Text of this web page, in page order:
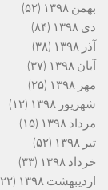
بهمن ۱۳۹۸
(۵۲)
دی ۱۳۹۸
(۸۴)
آذر ۱۳۹۸
(۳۸)
آبان ۱۳۹۸
(۳۷)
مهر ۱۳۹۸
(۲۵)
شهریور ۱۳۹۸
(۱۲)
مرداد ۱۳۹۸
(۱۵)
تیر ۱۳۹۸
(۵۲)
خرداد ۱۳۹۸
(۳۳)
اردیبهشت ۱۳۹۸
(۲۲)